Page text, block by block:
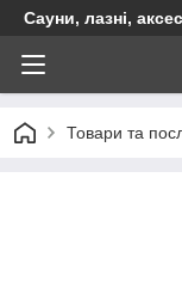
Сауни, лазні,
Товари та